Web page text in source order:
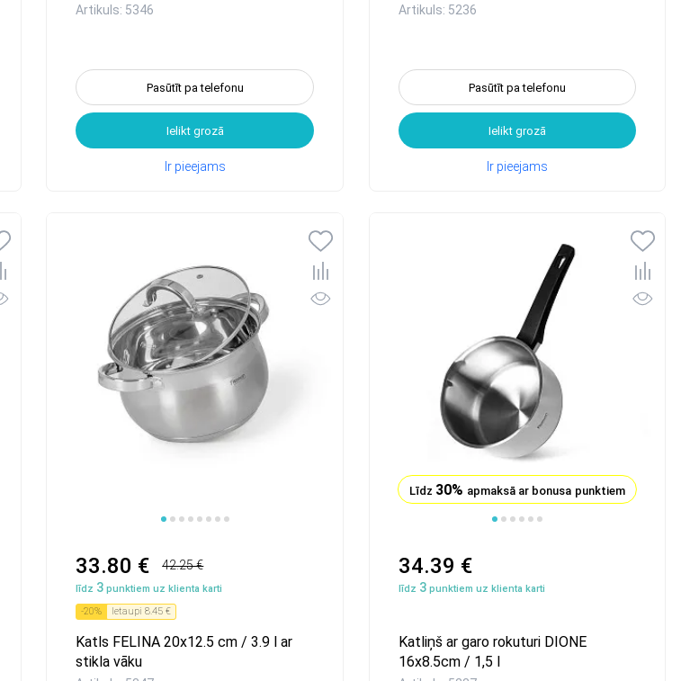
Artikuls: 5346
Pasūtīt pa telefonu
Ielikt grozā
Ir pieejams
Artikuls: 5236
Pasūtīt pa telefonu
Ielikt grozā
Ir pieejams
33.80 € 42.25 €
līdz 3 punktiem uz klienta karti
-20% Ietaupi8.45 €
Katls FELINA 20x12.5 cm / 3.9 l ar
stikla vāku
Līdz 30% apmaksā ar bonusa punktiem
34.39 €
līdz 3punktiem uz klienta karti
Katliņš ar garo rokuturi DIONE
16x8.5cm / 1,5 l